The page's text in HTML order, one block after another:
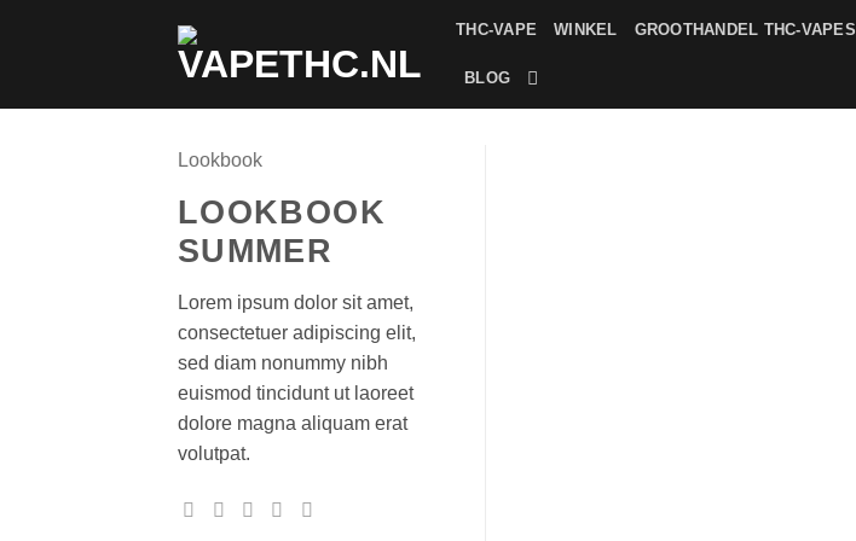
THC-VAPE WINKEL GROOTHANDEL THC-VAPES
BLOG
Lookbook
LOOKBOOK
SUMMER
Lorem ipsum dolor sit amet,
consectetuer adipiscing elit,
sed diam nonummy nibh
euismod tincidunt ut laoreet
dolore magna aliquam erat
volutpat.